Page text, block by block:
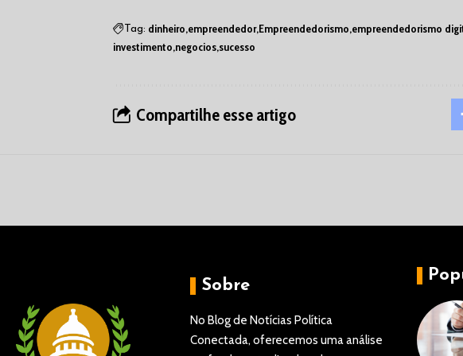
Tag: dinheiro empreendedor Empreendedorismo empreendedorismo
investimento negocios sucesso
Compartilhe esse artigo
Sobre
No Blog de Notícias Política
Conectada, oferecemos uma análise